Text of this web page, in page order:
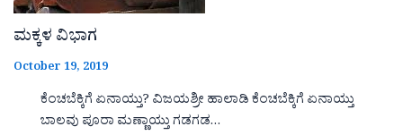
ಮಕ್ಕಳ ವಿಭಾಗ
October 19, 2019
ಕೆಂಚಬೆಕ್ಕಿಗೆ ಏನಾಯ್ತು? ವಿಜಯಶ್ರೀ ಹಾಲಾಡಿ ಕೆಂಚಬೆಕ್ಕಿಗೆ ಏನಾಯ್ತು
ಬಾಲವು ಪೂರಾ ಮಣ್ಣಾಯ್ತು ಗಡಗಡ…